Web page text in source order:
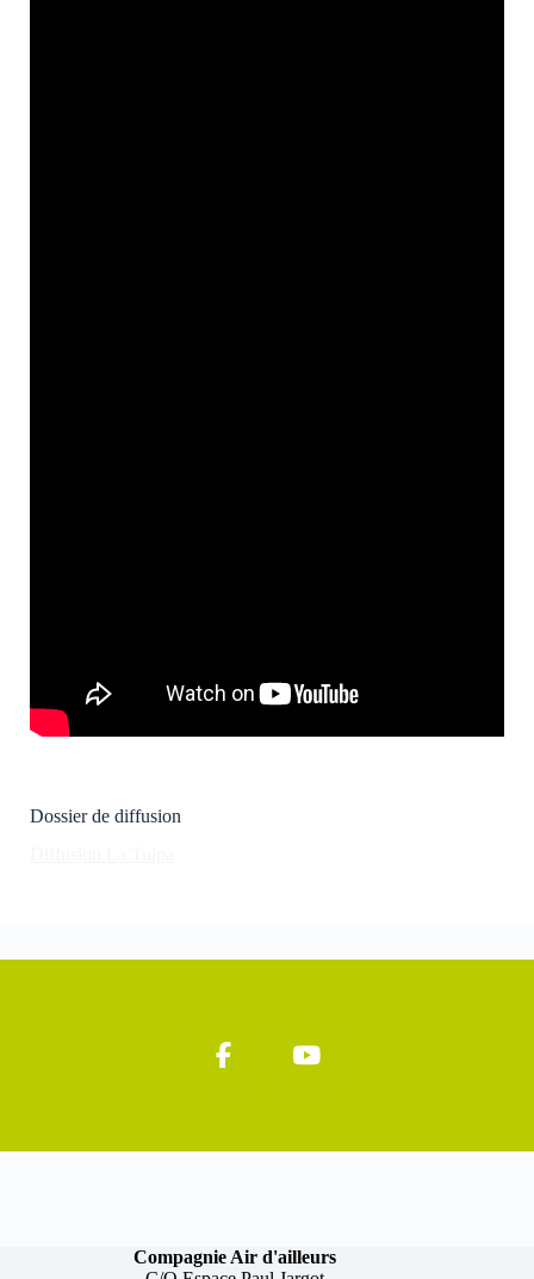
Dossier de diffusion
Compagnie Air d'ailleurs